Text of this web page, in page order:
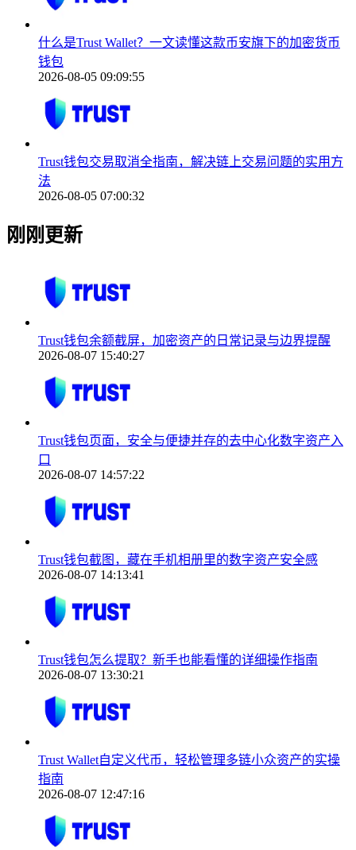
什么是Trust Wallet？一文读懂这款币安旗下的加密货币
钱包
2026-08-05 09:09:55
Trust钱包交易取消全指南，解决链上交易问题的实用方
法
2026-08-05 07:00:32
刚刚更新
Trust钱包余额截屏，加密资产的日常记录与边界提醒
2026-08-07 15:40:27
Trust钱包页面，安全与便捷并存的去中心化数字资产入
口
2026-08-07 14:57:22
Trust钱包截图，藏在手机相册里的数字资产安全感
2026-08-07 14:13:41
Trust钱包怎么提取？新手也能看懂的详细操作指南
2026-08-07 13:30:21
Trust Wallet自定义代币，轻松管理多链小众资产的实操
指南
2026-08-07 12:47:16